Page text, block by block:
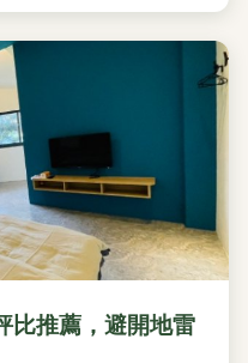
比推薦，避開地雷